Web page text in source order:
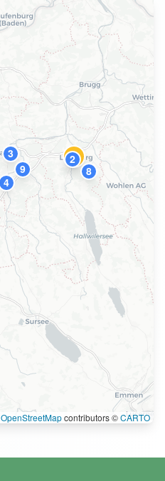
1
2
3
4
8
9
OpenStreetMapcontributors ©CARTO